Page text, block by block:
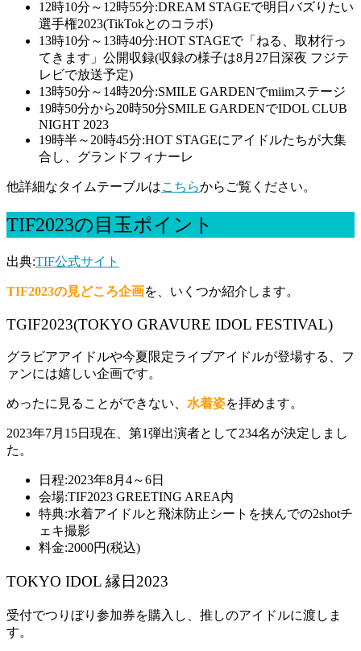
12時10分～12時55分:DREAM STAGEで明日バズりたい
選手権2023(TikTokとのコラボ)
13時10分～13時40分:HOT STAGEで「ねる、取材行っ
てきます」公開収録(収録の様子は8月27日深夜 フジテ
レビで放送予定)
13時50分～14時20分:SMILE GARDENでmiimステージ
19時50分から20時50分SMILE GARDENでIDOL CLUB
NIGHT 2023
19時半～20時45分:HOT STAGEにアイドルたちが大集
合し、グランドフィナーレ
他詳細なタイムテーブルはこちらからご覧ください。
TIF2023の目玉ポイント
出典:TIF公式サイト
TIF2023の見どころ企画を、いくつか紹介します。
TGIF2023(TOKYO GRAVURE IDOL FESTIVAL)
グラビアアイドルや今夏限定ライブアイドルが登場する、フ
ァンには嬉しい企画です。
めったに見ることができない、 水着姿を拝めます。
2023年7月15日現在、第1弾出演者として234名が決定しまし
た。
日程:2023年8月4～6日
会場:TIF2023 GREETING AREA内
特典:水着アイドルと飛沫防止シートを挟んでの2shotチ
ェキ撮影
料金:2000円(税込)
TOKYO IDOL 縁日2023
受付でつりぼり参加券を購入し、推しのアイドルに渡しま
す。